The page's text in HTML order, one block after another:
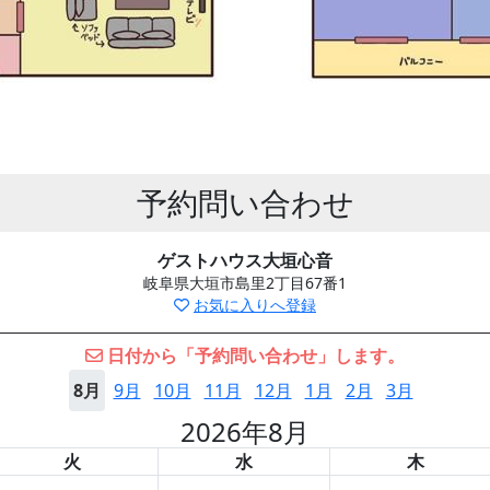
予約問い合わせ
ゲストハウス大垣心音
岐阜県大垣市島里2丁目67番1
お気に入りへ登録
日付から「予約問い合わせ」します。
8月
9月 10月 11月 12月 1月 2月 3月
2026年8月
火 水
木